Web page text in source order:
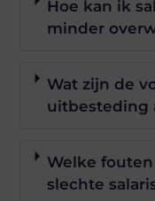
Hoe kan ik
minder
Wat zijn de
uitbesteding
Welke
slechte